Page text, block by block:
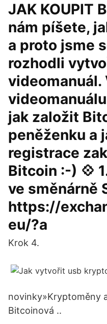
JAK KOUPIT
nám píšete,
a proto jsme
rozhodli
videomanuál.
jak založit
peněženku a
registrace
Bitcoin :-) 💠
ve směnárně
https://
eu/?a
Krok 4.
novinky»Kryptoměny
Bitcoinová ..